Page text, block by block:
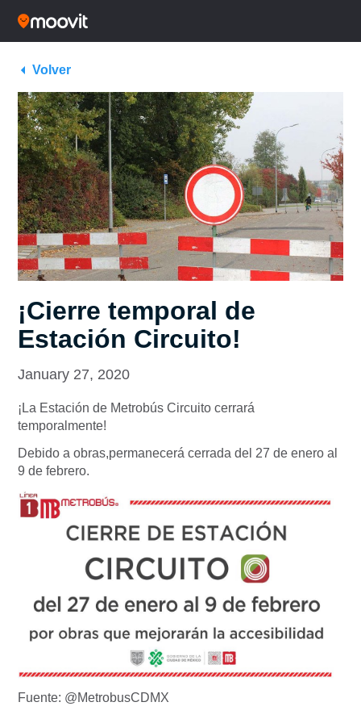
Volver
¡Cierre temporal de
Estación Circuito!
January 27, 2020
¡La Estación de Metrobús Circuito cerrará
temporalmente!
Debido a obras,permanecerá cerrada del 27 de enero al
9 de febrero.
Fuente: @MetrobusCDMX